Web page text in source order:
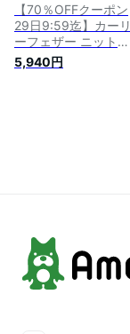
【70％OFFクーポン
29日9:59迄】カーリ
ーフェザー ニット
カーディガン 羽織 V
ネック 長袖 レディ
5,940円